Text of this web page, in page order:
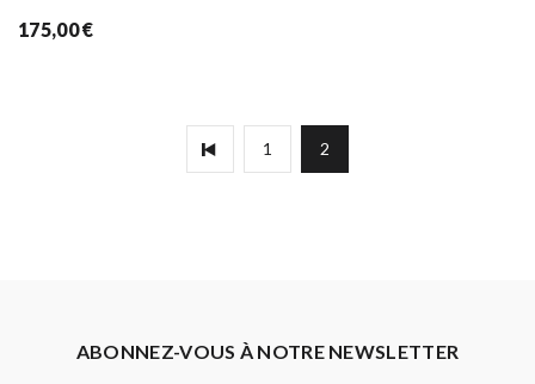
175,00€
1 2
ABONNEZ-VOUS À NOTRE NEWSLETTER